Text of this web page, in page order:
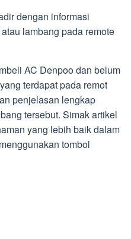
dengan informasi
lambang pada remote
AC Denpoo dan belum
terdapat pada remot
penjelasan lengkap
tersebut. Simak artikel
yang lebih baik dalam
tombol